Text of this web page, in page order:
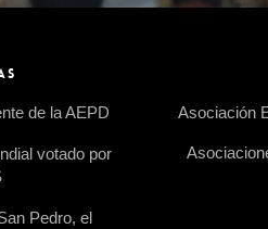
de la AEPD
votado por
Pedro, el
Asociación